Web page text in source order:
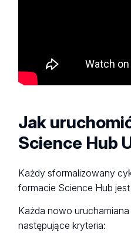
Jak
Science Hub
Każdy sformalizowany
formacie Science Hub
Każda nowo
następujące kryteria: